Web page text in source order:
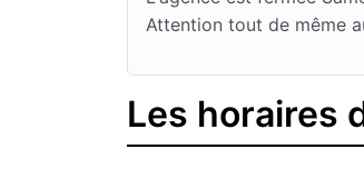
Attention tout de même
Les horaires